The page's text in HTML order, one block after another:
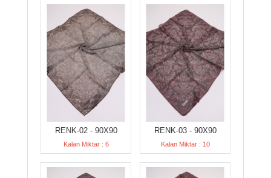
RENK-02 - 90X90
Kalan Miktar : 6
RENK-03 - 90X90
Kalan Miktar : 10